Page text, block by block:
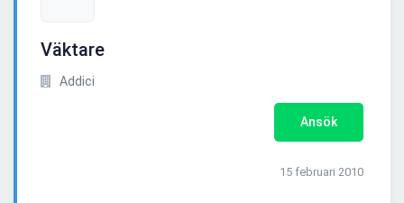
Väktare
Addici
Ansök
15 februari 2010